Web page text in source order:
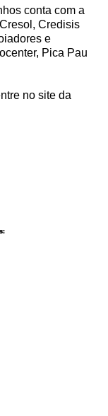
conta com a
Credisis
e
Pica Pau
no site da